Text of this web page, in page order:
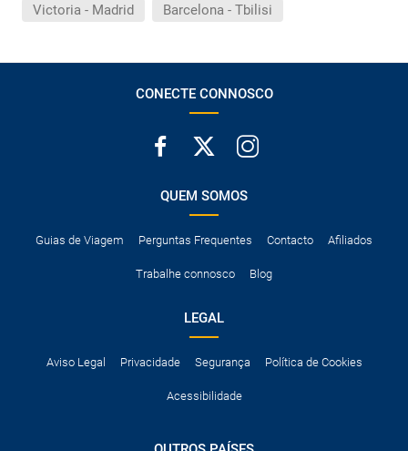
Victoria - Madrid
Barcelona - Tbilisi
CONECTE CONNOSCO
QUEM SOMOS
Guias de Viagem Perguntas Frequentes Contacto Afiliados
Trabalhe connosco Blog
LEGAL
Aviso Legal Privacidade Segurança Política de Cookies
Acessibilidade